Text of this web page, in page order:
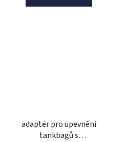
adaptér pro upevnění
tankbagů s